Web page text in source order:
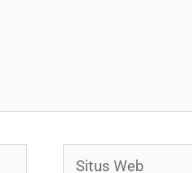
Situs